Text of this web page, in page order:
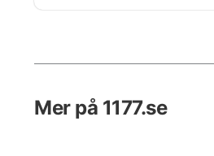
Mer på 1177.se